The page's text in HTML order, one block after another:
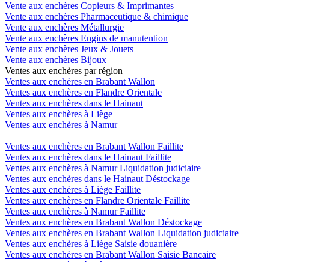
Vente aux enchères Copieurs & Imprimantes
Vente aux enchères Pharmaceutique & chimique
Vente aux enchères Métallurgie
Vente aux enchères Engins de manutention
Vente aux enchères Jeux & Jouets
Vente aux enchères Bijoux
Ventes aux enchères par région
Ventes aux enchères en Brabant Wallon
Ventes aux enchères en Flandre Orientale
Ventes aux enchères dans le Hainaut
Ventes aux enchères à Liège
Ventes aux enchères à Namur
Ventes aux enchères en Brabant Wallon Faillite
Ventes aux enchères dans le Hainaut Faillite
Ventes aux enchères à Namur Liquidation judiciaire
Ventes aux enchères dans le Hainaut Déstockage
Ventes aux enchères à Liège Faillite
Ventes aux enchères en Flandre Orientale Faillite
Ventes aux enchères à Namur Faillite
Ventes aux enchères en Brabant Wallon Déstockage
Ventes aux enchères en Brabant Wallon Liquidation judiciaire
Ventes aux enchères à Liège Saisie douanière
Ventes aux enchères en Brabant Wallon Saisie Bancaire